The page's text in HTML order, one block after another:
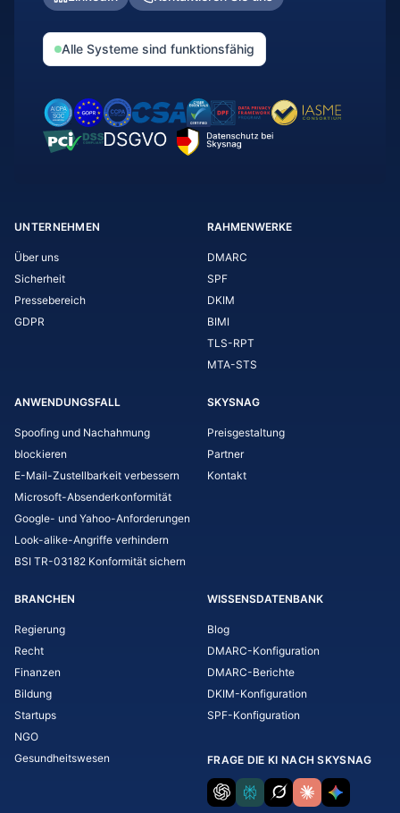
Alle Systeme sind funktionsfähig
UNTERNEHMEN
Über uns
Sicherheit
Pressebereich
GDPR
RAHMENWERKE
DMARC
SPF
DKIM
BIMI
TLS-RPT
MTA-STS
ANWENDUNGSFALL
Spoofing und Nachahmung
blockieren
E-Mail-Zustellbarkeit verbessern
Microsoft-Absenderkonformität
Google- und Yahoo-Anforderungen
Look-alike-Angriffe verhindern
BSI TR-03182 Konformität sichern
SKYSNAG
Preisgestaltung
Partner
Kontakt
BRANCHEN
Regierung
Recht
Finanzen
Bildung
Startups
NGO
Gesundheitswesen
WISSENSDATENBANK
Blog
DMARC-Konfiguration
DMARC-Berichte
DKIM-Konfiguration
SPF-Konfiguration
FRAGE DIE KI NACH SKYSNAG